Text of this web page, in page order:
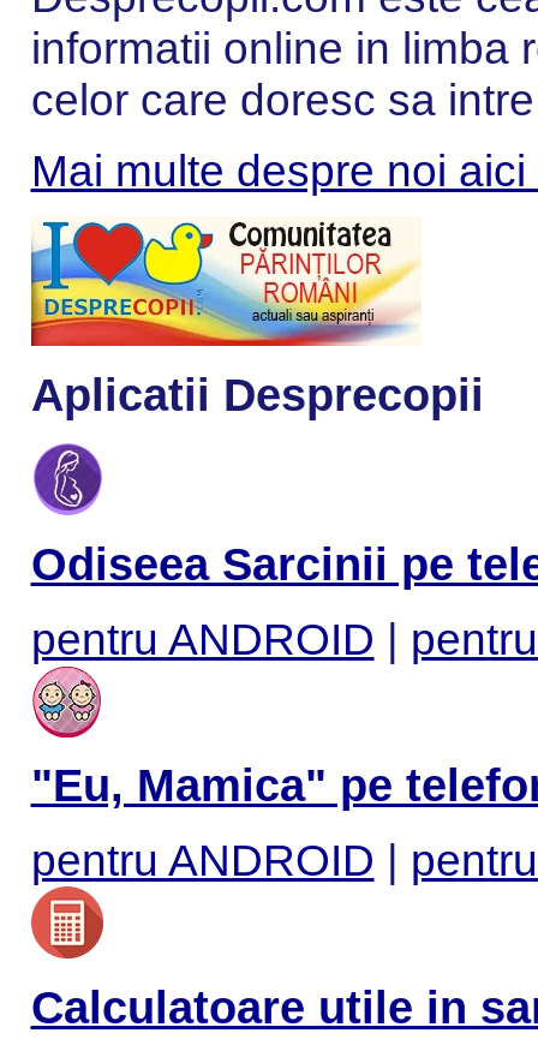
informatii online in limba
celor care doresc sa
Mai multe despre noi aici
Aplicatii Desprecopii
Odiseea Sarcinii pe
pentru ANDROID |
"Eu, Mamica" pe
pentru ANDROID |
Calculatoare utile in